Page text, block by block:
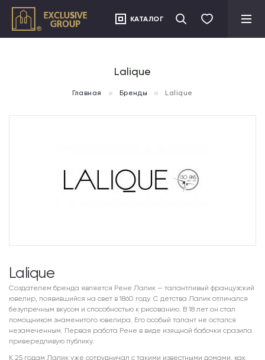
КАТАЛОГ
Lalique
Главная Бренды Lalique
Lalique
Создателем бренда является Рене Лалик — талантливый французский
ювелир, появившийся на свет в 1860 году. С детства Лалик отличался
безупречным вкусом и способностью к рисованию. В 18 лет он стал
помощником знаменитого ювелира. Его особый талант не остался
незамеченным. Первая работа Рене в виде изящной бабочки сразила
привередливую публику.
К 25 годам Лалик уже сотрудничал с такими известными домами, как